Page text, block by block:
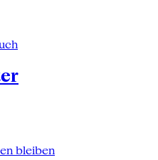
bleiben